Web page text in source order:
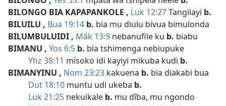
BILONGO BIA KAPAPANKOLE , Luk 12:27Tangilayi b.
BILUILU , Bua 19:14 b. bia mu diulu bivua bimulonda
BILUMBULUIDI , Mâk 13:9 nebanufile ku b. biabu
BIMANU , Yos 6:5 b. bia tshimenga nebiupuke
Yhz 38:11 misoko idi kayiyi mikuba kudi b.
BIMANYINU , Nom 23:23 kakuena b. bia diakabi bua
Dut 18:10 muntu udi ukeba b.
Luk 21:25 nekuikale b. mu dîba, mu ngondo